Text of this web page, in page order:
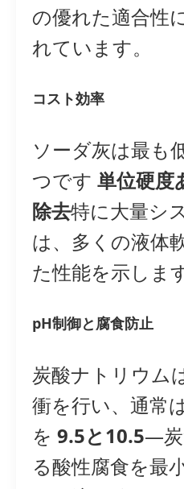
の優れた適合性
れています。
コスト効率
ソーダ灰は最も
つです 単位硬度
除去特に大量シ
は、多くの液体
た性能を示します
pH制御と腐食防止
炭酸ナトリウム
衝を行い、通常
を 9.5と10.5—炭
る酸性腐食を最